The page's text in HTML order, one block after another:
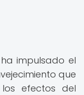
impulsado el
que
efectos del